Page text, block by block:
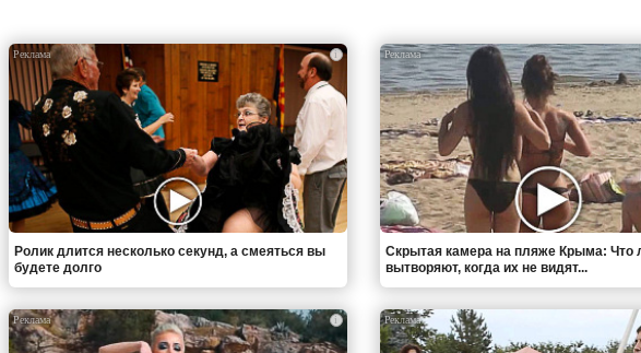
i
Ролик длится несколько секунд, а смеяться вы
будете долго
Скрытая камера на пляже Крыма: Что
вытворяют, когда их не видят...
i